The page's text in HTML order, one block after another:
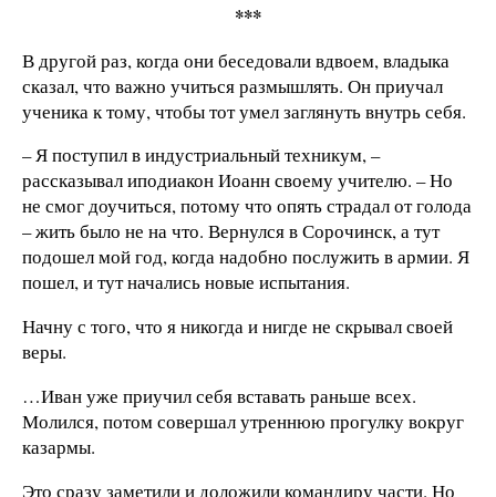
***
В другой раз, когда они беседовали вдвоем, владыка
сказал, что важно учиться размышлять. Он приучал
ученика к тому, чтобы тот умел заглянуть внутрь себя.
– Я поступил в индустриальный техникум, –
рассказывал иподиакон Иоанн своему учителю. – Но
не смог доучиться, потому что опять страдал от голода
– жить было не на что. Вернулся в Сорочинск, а тут
подошел мой год, когда надобно послужить в армии. Я
пошел, и тут начались новые испытания.
Начну с того, что я никогда и нигде не скрывал своей
веры.
…Иван уже приучил себя вставать раньше всех.
Молился, потом совершал утреннюю прогулку вокруг
казармы.
Это сразу заметили и доложили командиру части. Но